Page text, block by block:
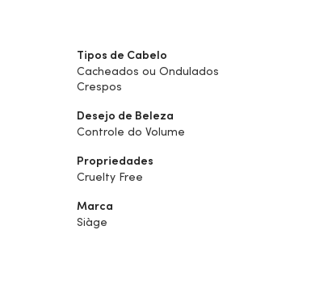
Tipos de Cabelo
Cacheados ou Ondulados
Crespos
Desejo de Beleza
Controle do Volume
Propriedades
Cruelty Free
Marca
Siàge